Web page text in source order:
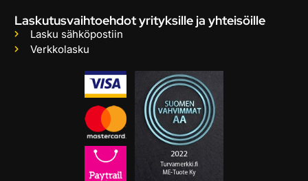
Laskutusvaihtoehdot yrityksille ja yhteisöille
Lasku sähköpostiin
Verkkolasku